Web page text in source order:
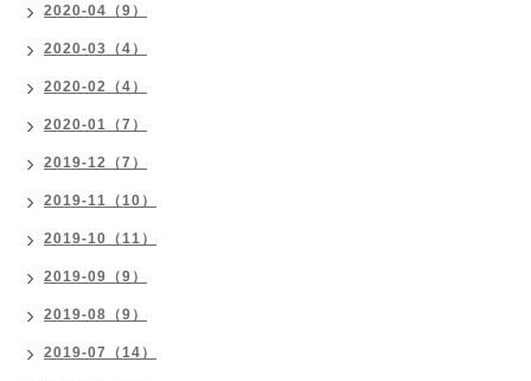
2020-04（9）
2020-03（4）
2020-02（4）
2020-01（7）
2019-12（7）
2019-11（10）
2019-10（11）
2019-09（9）
2019-08（9）
2019-07（14）